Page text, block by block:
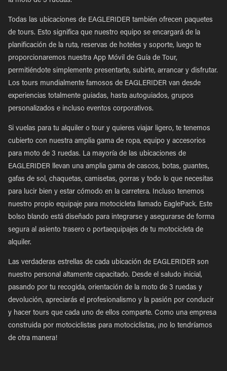
Todas las ubicaciones de EAGLERIDER también ofrecen paquetes
de tours. Esto significa que nuestro equipo se encargará de la
planificación de la ruta, reservas de hoteles y soporte, luego te
proporcionaremos nuestra App Móvil de Guía de Tour,
permitiéndote simplemente presentarte, subirte, arrancar y disfrutar.
Los tours mundialmente famosos de EAGLERIDER van desde
experiencias totalmente guiadas, hasta autoguiados, grupos
personalizados e incluso eventos corporativos.
Si vuelas para tu alquiler o tour y quieres viajar ligero, te tenemos
cubierto con nuestra amplia gama de ropa, equipo y accesorios
para moto de 3 ruedas. La mayoría de las ubicaciones de
EAGLERIDER llevan una amplia gama de cascos, botas, guantes,
gafas de sol, chaquetas, camisetas, gorras y todo lo que necesitas
para lucir bien y estar cómodo en la carretera. Incluso tenemos
nuestro propio equipaje para motocicleta llamado EaglePack. Este
bolso blando está diseñado para integrarse y asegurarse de forma
segura al asiento trasero o portaequipajes de tu motocicleta de
alquiler.
Las verdaderas estrellas de cada ubicación de EAGLERIDER son
nuestro personal altamente capacitado. Desde el saludo inicial,
pasando por tu recogida, orientación de la moto de 3 ruedas y
devolución, apreciarás el profesionalismo y la pasión por conducir
y hacer tours que cada uno de ellos comparte. Como una empresa
construida por motociclistas para motociclistas, ¡no lo tendríamos
de otra manera!